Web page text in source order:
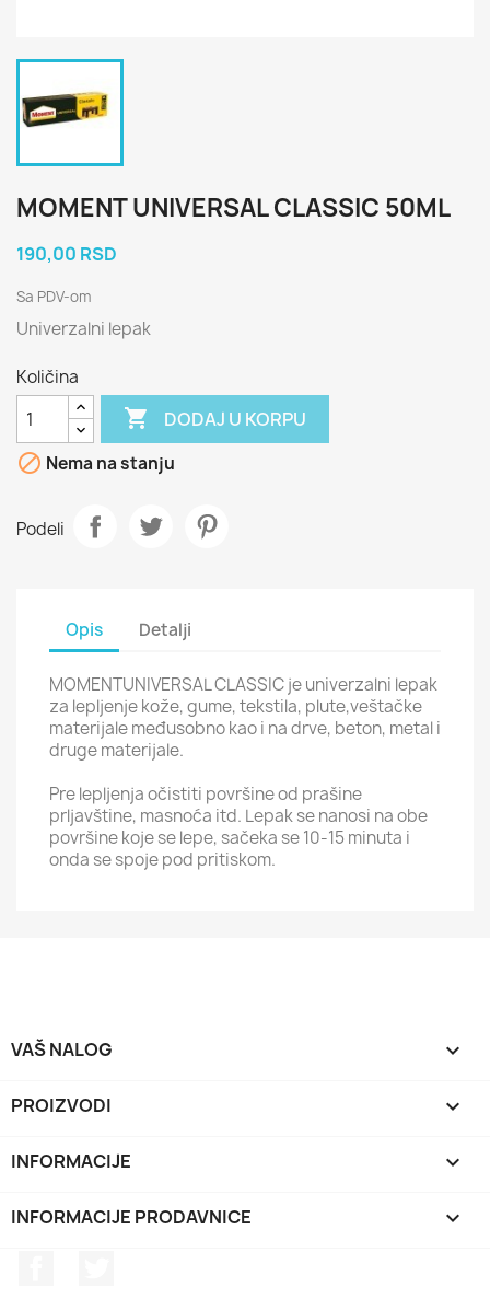
MOMENT UNIVERSAL CLASSIC 50ML
190,00 RSD
Sa PDV-om
Univerzalni lepak
Količina
 DODAJ U KORPU
 Nema na stanju
Podeli
Opis Detalji
MOMENTUNIVERSAL CLASSIC je univerzalni lepak
za lepljenje kože, gume, tekstila, plute,veštačke
materijale međusobno kao i na drve, beton, metal i
druge materijale.
Pre lepljenja očistiti površine od prašine
prljavštine, masnoća itd. Lepak se nanosi na obe
površine koje se lepe, sačeka se 10-15 minuta i
onda se spoje pod pritiskom.
VAŠ NALOG 
PROIZVODI 
INFORMACIJE 
INFORMACIJE PRODAVNICE keyboard_arrow_down